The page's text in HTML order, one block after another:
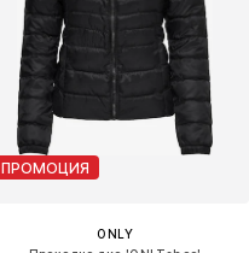
ПРОМОЦИЯ
ONLY